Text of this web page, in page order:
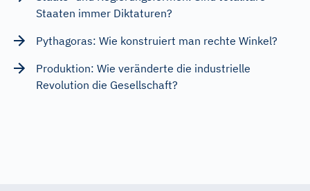
Staaten immer Diktaturen?
Pythagoras: Wie konstruiert man rechte Winkel?
Produktion: Wie veränderte die industrielle
Revolution die Gesellschaft?